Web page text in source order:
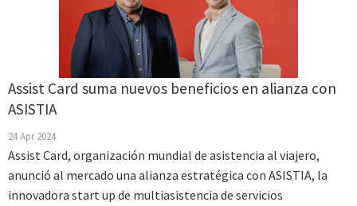
Assist Card suma nuevos beneficios en alianza con
ASISTIA
24 Apr 2024
Assist Card, organización mundial de asistencia al viajero,
anunció al mercado una alianza estratégica con ASISTIA, la
innovadora start up de multiasistencia de servicios